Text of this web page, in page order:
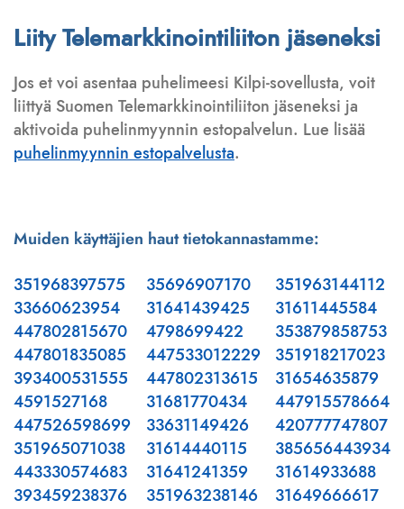
Liity Telemarkkinointiliiton jäseneksi
Jos et voi asentaa puhelimeesi Kilpi-sovellusta, voit
liittyä Suomen Telemarkkinointiliiton jäseneksi ja
aktivoida puhelinmyynnin estopalvelun. Lue lisää
puhelinmyynnin estopalvelusta.
Muiden käyttäjien haut tietokannastamme:
351968397575
33660623954
447802815670
447801835085
393400531555
4591527168
447526598699
351965071038
443330574683
393459238376
35696907170
31641439425
4798699422
447533012229
447802313615
31681770434
33631149426
31614440115
31641241359
351963238146
351963144112
31611445584
353879858753
351918217023
31654635879
447915578664
420777747807
385656443934
31614933688
31649666617